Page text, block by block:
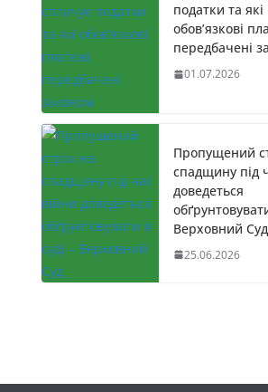
податки та які
обов’язкові
передбачені
01.07.2026
Пропущений
спадщину під
доведеться
Верховний Суд
25.06.2026